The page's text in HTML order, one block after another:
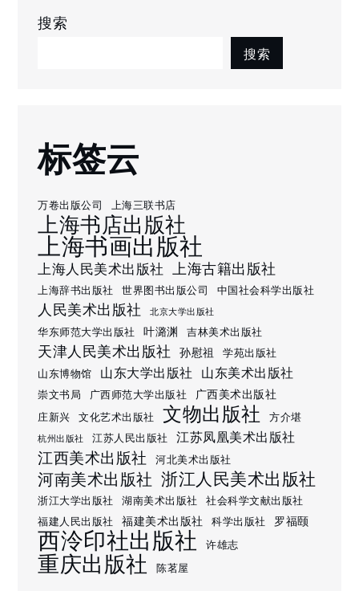
搜索
搜索
标签云
万卷出版公司 上海三联书店
上海书店出版社
上海书画出版社
上海人民美术出版社 上海古籍出版社
上海辞书出版社 世界图书出版公司 中国社会科学出版社
人民美术出版社 北京大学出版社
华东师范大学出版社 叶潞渊 吉林美术出版社
天津人民美术出版社 孙慰祖
学苑出版社
山东博物馆
山东大学出版社 山东美术出版社
崇文书局 广西师范大学出版社 广西美术出版社
庄新兴 文化艺术出版社 文物出版社 方介堪
杭州出版社 江苏人民出版社 江苏凤凰美术出版社
江西美术出版社 河北美术出版社
河南美术出版社 浙江人民美术出版社
浙江大学出版社 湖南美术出版社
社会科学文献出版社
福建人民出版社
福建美术出版社 科学出版社 罗福颐
西泠印社出版社 许雄志
重庆出版社 陈茗屋